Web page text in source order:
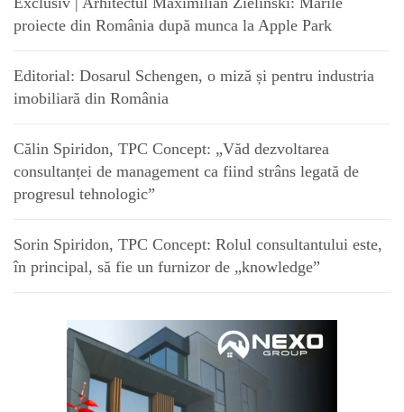
proiecte din România după munca la Apple Park
Editorial: Dosarul Schengen, o miză și pentru industria
imobiliară din România
Călin Spiridon, TPC Concept: „Văd dezvoltarea
consultanței de management ca fiind strâns legată de
progresul tehnologic”
Sorin Spiridon, TPC Concept: Rolul consultantului este,
în principal, să fie un furnizor de „knowledge”